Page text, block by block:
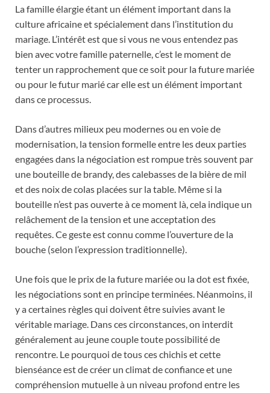
La famille élargie étant un élément important dans la
culture africaine et spécialement dans l’institution du
mariage. L’intérêt est que si vous ne vous entendez pas
bien avec votre famille paternelle, c’est le moment de
tenter un rapprochement que ce soit pour la future mariée
ou pour le futur marié car elle est un élément important
dans ce processus.
Dans d’autres milieux peu modernes ou en voie de
modernisation, la tension formelle entre les deux parties
engagées dans la négociation est rompue très souvent par
une bouteille de brandy, des calebasses de la bière de mil
et des noix de colas placées sur la table. Même si la
bouteille n’est pas ouverte à ce moment là, cela indique un
relâchement de la tension et une acceptation des
requêtes. Ce geste est connu comme l’ouverture de la
bouche (selon l’expression traditionnelle).
Une fois que le prix de la future mariée ou la dot est fixée,
les négociations sont en principe terminées. Néanmoins, il
y a certaines règles qui doivent être suivies avant le
véritable mariage. Dans ces circonstances, on interdit
généralement au jeune couple toute possibilité de
rencontre. Le pourquoi de tous ces chichis et cette
bienséance est de créer un climat de confiance et une
compréhension mutuelle à un niveau profond entre les